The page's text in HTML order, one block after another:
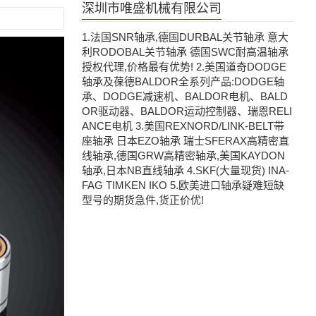
深圳市唯盛机械有限公司
1.法国SNR轴承,德国DURBAL关节轴承 意大
利RODOBAL关节轴承 德国SWC耐高温轴承
授权代理,价格最有优势! 2.美国道奇DODGE
轴承及葆德BALDOR全系列产品:DODGE轴
承、DODGE减速机、BALDOR电机、BALD
OR驱动器、BALDOR运动控制器、瑞恩RELI
ANCE电机 3.美国REXNORD/LINK-BELT带
座轴承 日本EZO轴承 瑞士SFERAX高精密直
线轴承,德国GRW高精密轴承,美国KAYDON
轴承,日本NB直线轴承 4.SKF(大量现货) INA-
FAG TIMKEN IKO 5.欧美进口轴承疑难短缺
型号的期货急件,货正价优!